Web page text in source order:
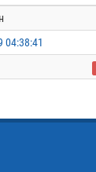
04:38:41